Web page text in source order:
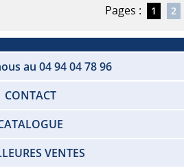
Pages : 1 2
au 04 94 04 78 96
CONTACT
VENTES